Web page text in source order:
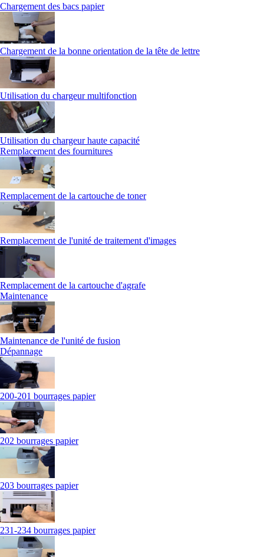
Chargement des bacs papier
Chargement de la bonne orientation de la tête de lettre
Utilisation du chargeur multifonction
Utilisation du chargeur haute capacité
Remplacement des fournitures
Remplacement de la cartouche de toner
Remplacement de l'unité de traitement d'images
Remplacement de la cartouche d'agrafe
Maintenance
Maintenance de l'unité de fusion
Dépannage
200-201 bourrages papier
202 bourrages papier
203 bourrages papier
231-234 bourrages papier